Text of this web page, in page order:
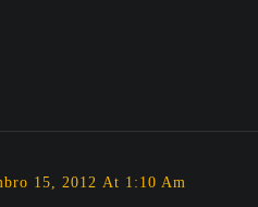
15, 2012 At 1:10 Am